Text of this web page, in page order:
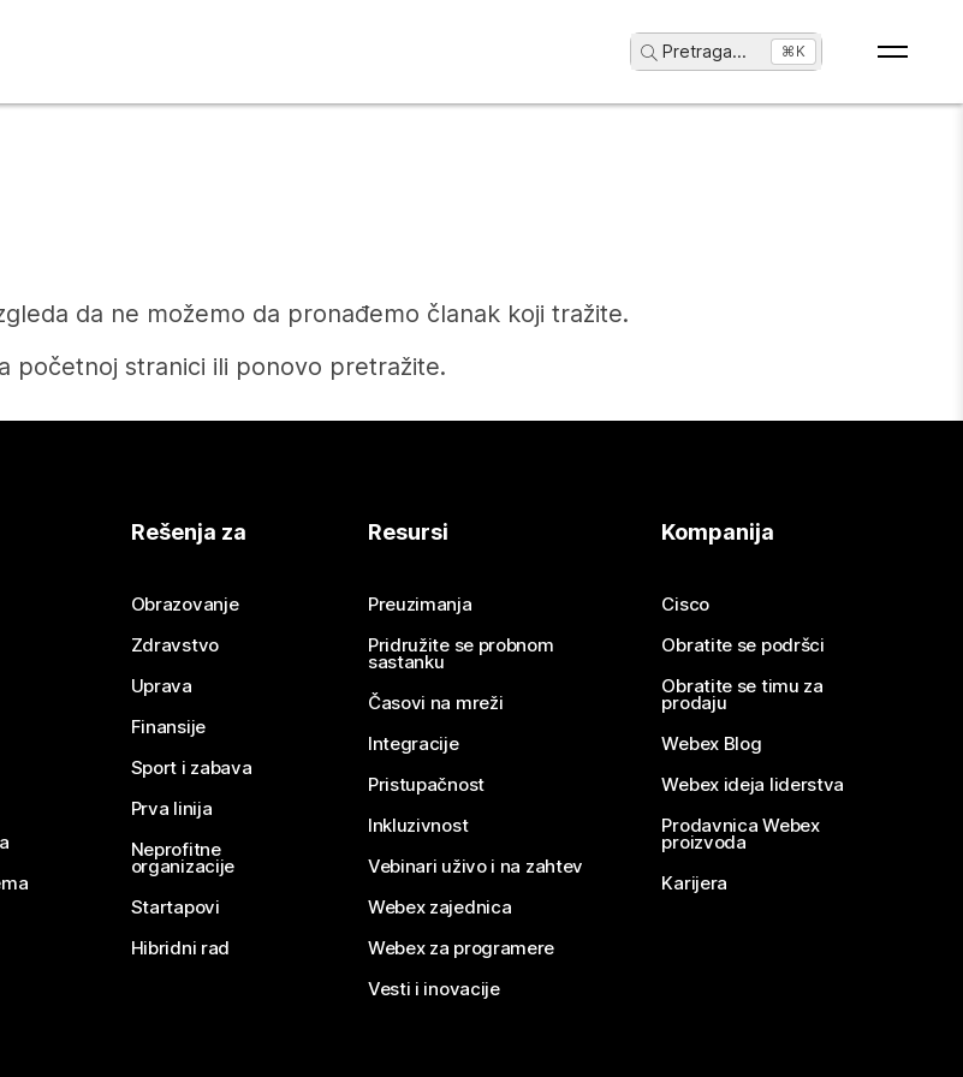
Pretraga... ⌘K
da ne možemo da pronađemo članak koji tražite.
početnoj stranici ili ponovo pretražite.
Treba vam odgovor?
Pošaljite pitanje
Rešenja za
Obrazovanje
Zdravstvo
Uprava
Finansije
Sport i zabava
Prva linija
Neprofitne
organizacije
Startapovi
Hibridni rad
Resursi
Preuzimanja
Pridružite se probnom
sastanku
Časovi na mreži
Integracije
Pristupačnost
Inkluzivnost
Vebinari uživo i na zahtev
Webex zajednica
Webex za programere
Vesti i inovacije
Kompanija
Cisco
Obratite se podršci
Obratite se timu za
prodaju
Webex Blog
Webex ideja liderstva
Prodavnica Webex
proizvoda
Karijera